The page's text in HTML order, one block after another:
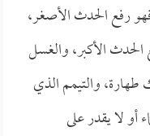
رفع الحدث الأصغر،
الحدث الأكبر، والغسل
والتيمم الذي
أو لا يقدر على